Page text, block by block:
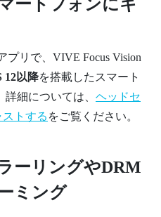
ートフォンにキ
プリで、 VIVE Focus Vision
12以降を搭載したスマート
細については、 ヘッドセ
トする をご覧ください。
ーリングやDRM
ミング